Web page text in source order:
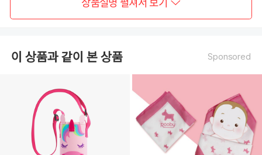
상품설명 펼쳐서 보기
이 상품과 같이 본 상품 Sponsored